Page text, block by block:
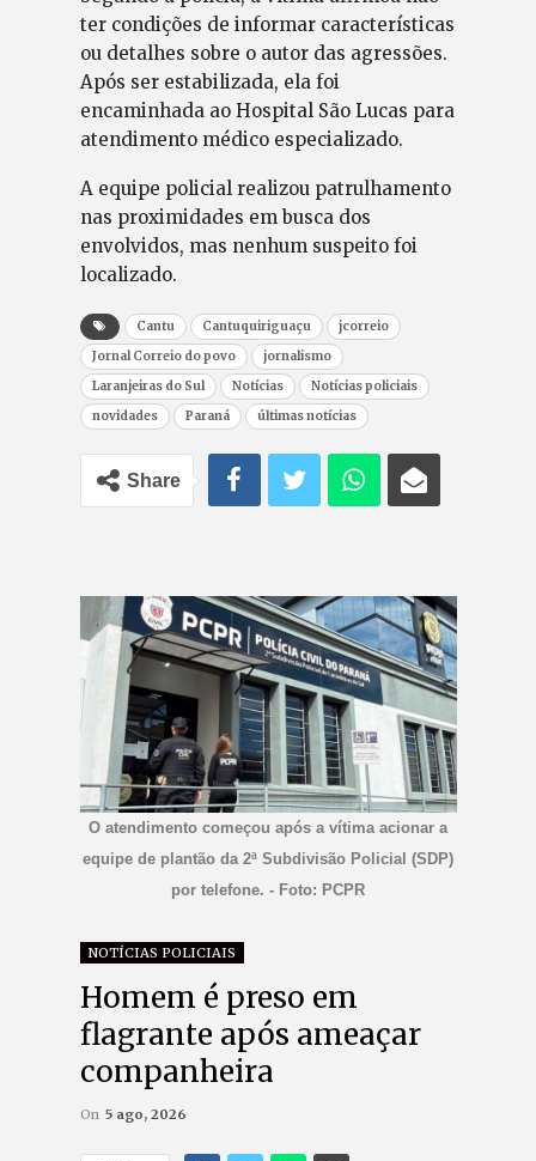
ter condições de informar características
ou detalhes sobre o autor das agressões.
Após ser estabilizada, ela foi
encaminhada ao Hospital São Lucas para
atendimento médico especializado.
A equipe policial realizou patrulhamento
nas proximidades em busca dos
envolvidos, mas nenhum suspeito foi
localizado.
Cantu Cantuquiriguaçu
jcorreio
Jornal Correio do povo
jornalismo
Laranjeiras do Sul
Notícias
Notícias policiais
novidades
Paraná últimas notícias
Share
O atendimento começou após a vítima acionar a
equipe de plantão da 2ª Subdivisão Policial (SDP)
por telefone. - Foto: PCPR
NOTÍCIAS POLICIAIS
Homem é preso em
flagrante após ameaçar
companheira
On 5 ago, 2026